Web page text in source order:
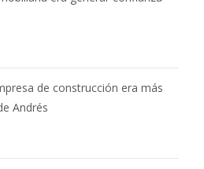
de construcción era más
Andrés